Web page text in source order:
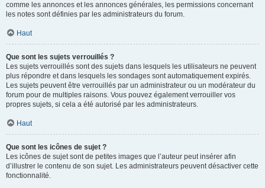
comme les annonces et les annonces générales, les permissions concernant
les notes sont définies par les administrateurs du forum.
Haut
Que sont les sujets verrouillés ?
Les sujets verrouillés sont des sujets dans lesquels les utilisateurs ne peuvent
plus répondre et dans lesquels les sondages sont automatiquement expirés.
Les sujets peuvent être verrouillés par un administrateur ou un modérateur du
forum pour de multiples raisons. Vous pouvez également verrouiller vos
propres sujets, si cela a été autorisé par les administrateurs.
Haut
Que sont les icônes de sujet ?
Les icônes de sujet sont de petites images que l’auteur peut insérer afin
d’illustrer le contenu de son sujet. Les administrateurs peuvent désactiver cette
fonctionnalité.